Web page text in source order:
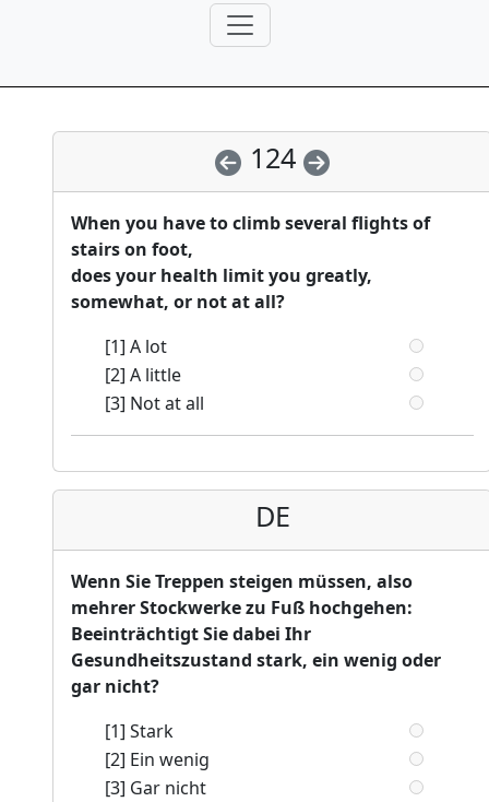
124
When you have to climb several flights of
stairs on foot,
does your health limit you greatly,
somewhat, or not at all?
[1] A lot
[2] A little
[3] Not at all
DE
Wenn Sie Treppen steigen müssen, also
mehrer Stockwerke zu Fuß hochgehen:
Beeinträchtigt Sie dabei Ihr
Gesundheitszustand stark, ein wenig oder
gar nicht?
[1] Stark
[2] Ein wenig
[3] Gar nicht